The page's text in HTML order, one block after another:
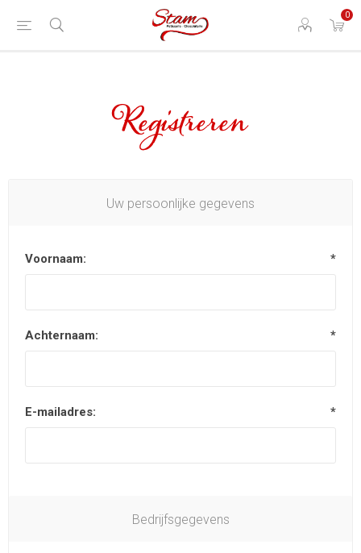
0
Registreren
Uw persoonlijke gegevens
Voornaam: *
Achternaam: *
E-mailadres: *
Bedrijfsgegevens